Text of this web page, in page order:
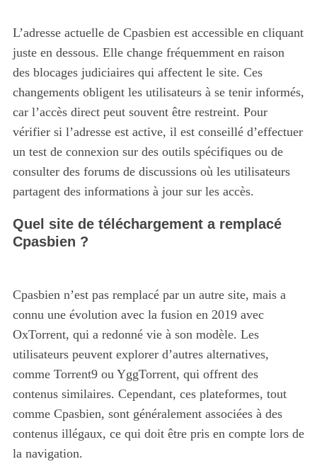
L’adresse actuelle de Cpasbien est accessible en cliquant
juste en dessous. Elle change fréquemment en raison
des blocages judiciaires qui affectent le site. Ces
changements obligent les utilisateurs à se tenir informés,
car l’accès direct peut souvent être restreint. Pour
vérifier si l’adresse est active, il est conseillé d’effectuer
un test de connexion sur des outils spécifiques ou de
consulter des forums de discussions où les utilisateurs
partagent des informations à jour sur les accès.
Quel site de téléchargement a remplacé
Cpasbien ?
Cpasbien n’est pas remplacé par un autre site, mais a
connu une évolution avec la fusion en 2019 avec
OxTorrent, qui a redonné vie à son modèle. Les
utilisateurs peuvent explorer d’autres alternatives,
comme Torrent9 ou YggTorrent, qui offrent des
contenus similaires. Cependant, ces plateformes, tout
comme Cpasbien, sont généralement associées à des
contenus illégaux, ce qui doit être pris en compte lors de
la navigation.